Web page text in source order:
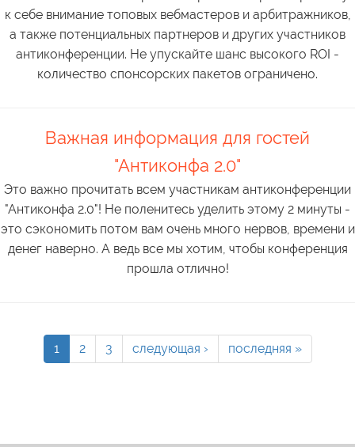
к себе внимание топовых вебмастеров и арбитражников,
а также потенциальных партнеров и других участников
антиконференции. Не упускайте шанс высокого ROI -
количество спонсорских пакетов ограничено.
Важная информация для гостей
"Антиконфа 2.0"
Это важно прочитать всем участникам антиконференции
"Антиконфа 2.0"! Не поленитесь уделить этому 2 минуты -
это сэкономить потом вам очень много нервов, времени и
денег наверно. А ведь все мы хотим, чтобы конференция
прошла отлично!
1 2 3 следующая › последняя »